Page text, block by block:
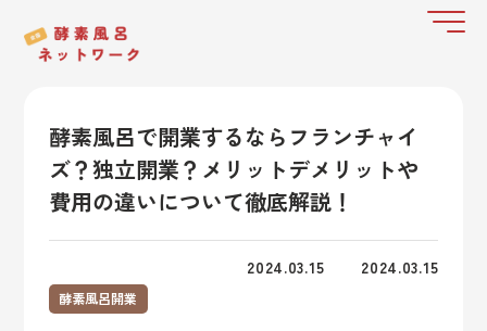
酵素風呂で開業するならフランチャイ
ズ？独立開業？メリットデメリットや
費用の違いについて徹底解説！
酵素風呂開業
2024.03.15 2024.03.15